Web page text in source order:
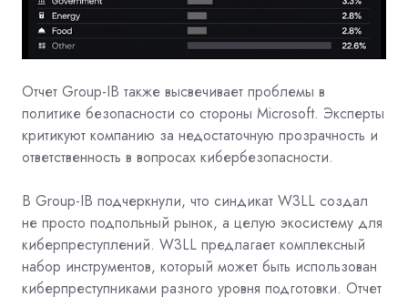
Отчет Group-IB также высвечивает проблемы в
политике безопасности со стороны Microsoft. Эксперты
критикуют компанию за недостаточную прозрачность и
ответственность в вопросах кибербезопасности.
В Group-IB подчеркнули, что синдикат W3LL создал
не просто подпольный рынок, а целую экосистему для
киберпреступлений. W3LL предлагает комплексный
набор инструментов, который может быть использован
киберпреступниками разного уровня подготовки. Отчет